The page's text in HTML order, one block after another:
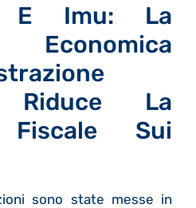
E Imu: La
Riduce La
Fiscale Sui
sono state messe in